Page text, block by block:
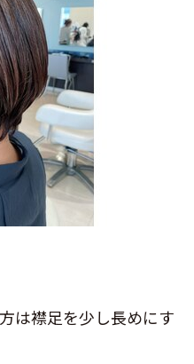
は襟足を少し長めにす